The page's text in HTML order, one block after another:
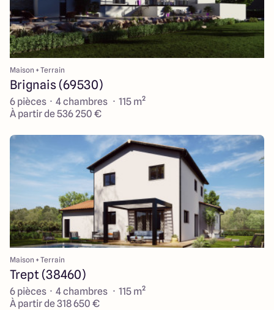
Maison + Terrain
Brignais (69530)
6 pièces · 4 chambres · 115 m²
À partir de 536 250 €
Maison + Terrain
Trept (38460)
6 pièces · 4 chambres · 115 m²
À partir de 318 650 €